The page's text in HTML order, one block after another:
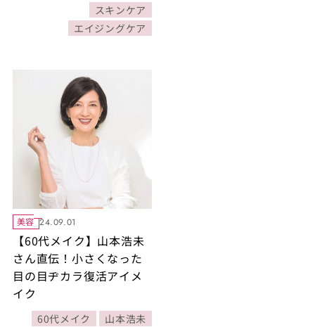
スキンケア
エイジングケア
美容 24.09.01
【60代メイク】山本浩未
さん直伝！小さくなった
目の目ヂカラ復活アイメ
イク
60代メイク 山本浩未